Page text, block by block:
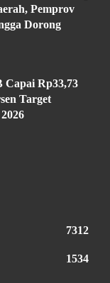
Pemprov
Dorong
Capai Rp33,73
Target
7312
1534